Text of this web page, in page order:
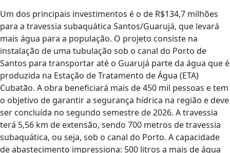
Um dos principais investimentos é o de R$134,7 milhões
para a travessia subaquática Santos/Guarujá, que levará
mais água para a população. O projeto consiste na
instalação de uma tubulação sob o canal do Porto de
Santos para transportar até o Guarujá parte da água que é
produzida na Estação de Tratamento de Água (ETA)
Cubatão. A obra beneficiará mais de 450 mil pessoas e tem
o objetivo de garantir a segurança hídrica na região e deve
ser concluída no segundo semestre de 2026. A travessia
terá 5,56 km de extensão, sendo 700 metros de travessia
subaquática, ou seja, sob o canal do Porto. A capacidade
de abastecimento impressiona: 500 litros a mais de água